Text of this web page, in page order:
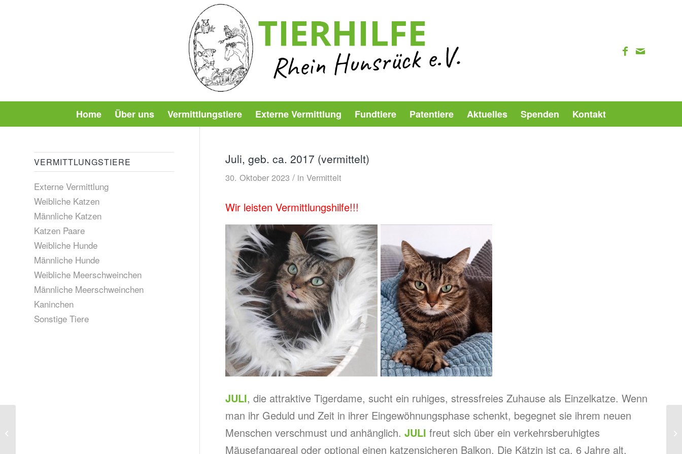
Home Über uns Vermittlungstiere Externe Vermittlung Fundtiere Patentiere Aktuelles Spenden Kontakt
Juli, geb. ca. 2017 (vermittelt)
30. Oktober 2023 / in Vermittelt
Wir leisten Vermittlungshilfe!!!
JULI, die attraktive Tigerdame, sucht ein ruhiges, stressfreies Zuhause als Einzelkatze. Wenn
man ihr Geduld und Zeit in ihrer Eingewöhnungsphase schenkt, begegnet sie ihrem neuen
Menschen verschmust und anhänglich. JULI freut sich über ein verkehrsberuhigtes
Mäusefangareal oder optional einen katzensicheren Balkon. Die Kätzin ist ca. 6 Jahre alt,
VERMITTLUNGSTIERE
Externe Vermittlung
Weibliche Katzen
Männliche Katzen
Katzen Paare
Weibliche Hunde
Männliche Hunde
Weibliche Meerschweinchen
Männliche Meerschweinchen
Kaninchen
Sonstige Tiere